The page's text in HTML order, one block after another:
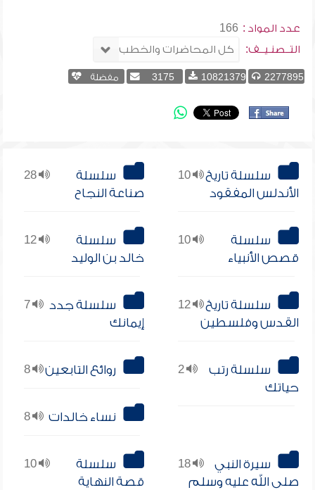
عدد المواد : 166
التــصنـيــف:
2277895
10821379
3175 مفضلة
10
سلسلة تاريخ
الأندلس المفقود
28
سلسلة
صناعة النجاح
10
سلسلة
قصص الأنبياء
12
سلسلة
خالد بن الوليد
12
سلسلة تاريخ
القدس وفلسطين
7
سلسلة جدد
إيمانك
2
سلسلة رتب
حياتك
8 روائع التابعين
8 نساء خالدات
18
سيرة النبي
صلى الله عليه وسلم
10
سلسلة
قصة النهاية